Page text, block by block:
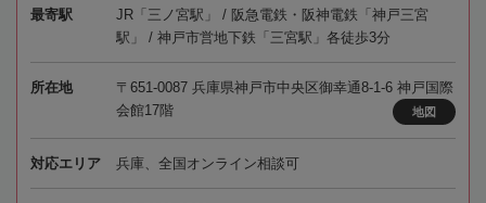
最寄駅
JR「三ノ宮駅」 / 阪急電鉄・阪神電鉄「神戸三宮
駅」 / 神戸市営地下鉄「三宮駅」各徒歩3分
所在地
〒651-0087 兵庫県神戸市中央区御幸通8-1-6 神戸国際
会館17階
地図
対応エリア 兵庫、全国オンライン相談可